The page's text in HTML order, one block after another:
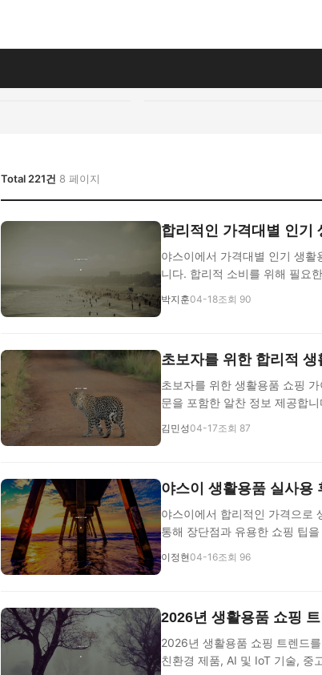
Total 221건 8 페이지
합리적인 가격대별 인기
야스이에서 가격대별 인기 생
니다. 합리적 소비를 위해 필요
박지훈04-18조회 90
초보자를 위한 합리적
초보자를 위한 생활용품 쇼핑
문을 포함한 알찬 정보 제공합니
김민성04-17조회 87
야스이 생활용품 실사용
야스이에서 합리적인 가격으로
통해 장단점과 유용한 쇼핑 팁
이정현04-16조회 96
2026년 생활용품 쇼핑
2026년 생활용품 쇼핑 트렌드
친환경 제품, AI 및 IoT 기술, 중